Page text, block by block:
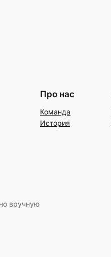
Про нас
Команда
История
вручную